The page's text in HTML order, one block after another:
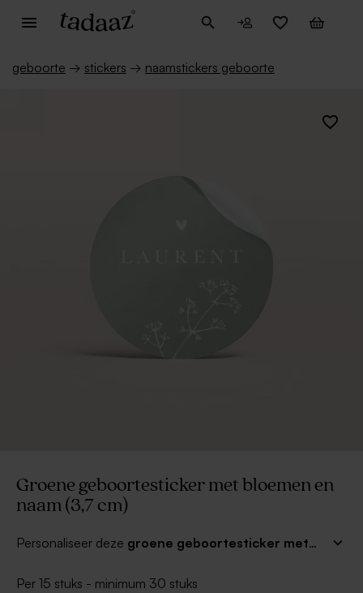
geboorte → stickers → naamstickers geboorte
Groene geboortesticker met bloemen en
naam (3,7 cm)
Personaliseer deze groene geboortesticker met
kan de stickers gebruiken om je traktaties of
Per 15 stuks - minimum 30 stuks